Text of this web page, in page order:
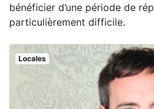
bénéficier d’une période de
particulièrement difficile.
Locales